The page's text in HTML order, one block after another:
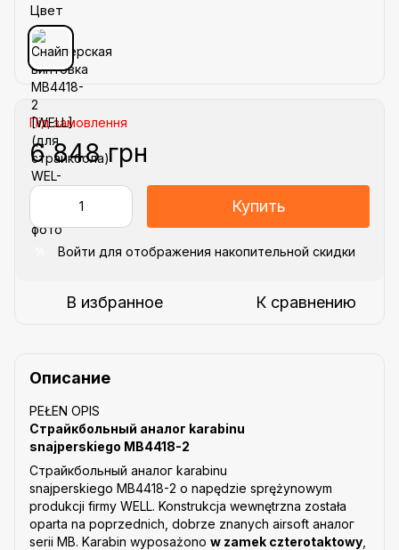
Цвет
Під замовлення
6 848 грн
Купить
Войти для отображения накопительной скидки
В избранное К сравнению
Описание
PEŁEN OPIS
Страйкбольный аналог karabinu
snajperskiego MB4418-2
Страйкбольный аналог karabinu
snajperskiego MB4418-2 o napędzie sprężynowym
produkcji firmy WELL. Konstrukcja wewnętrzna została
oparta na poprzednich, dobrze znanych airsoft аналог
serii MB. Karabin wyposażono w zamek czterotaktowy